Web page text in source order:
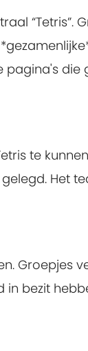
“Tetris”.
te
Het
Groepjes
bezit